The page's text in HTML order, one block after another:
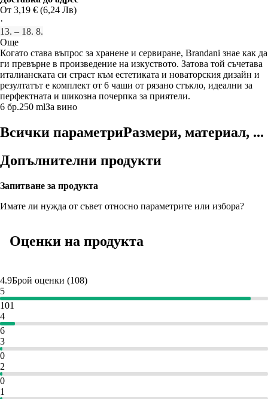
От 3,19 € (6,24 Лв)
·
13. – 18. 8.
Още
Когато става въпрос за хранене и сервиране, Brandani знае как да
ги превърне в произведение на изкуството. Затова той съчетава
италианската си страст към естетиката и новаторския дизайн и
резултатът е комплект от 6 чаши от рязано стъкло, идеални за
перфектната и шикозна почерпка за приятели.
6 бр.250 mlЗа вино
Всички параметриРазмери, материал, ...
Допълнителни продукти
Запитване за продукта
Имате ли нужда от съвет относно параметрите или избора?
Оценки на продукта
4.9Брой оценки (108)
5
101
4
6
3
0
2
0
1